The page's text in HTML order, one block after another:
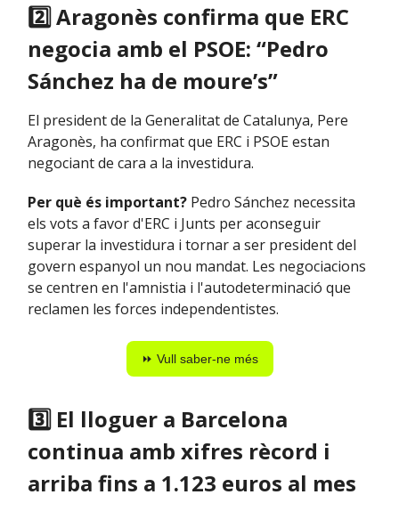
2️⃣ Aragonès confirma que ERC
negocia amb el PSOE: “Pedro
Sánchez ha de moure’s”
El president de la Generalitat de Catalunya, Pere
Aragonès, ha confirmat que ERC i PSOE estan
negociant de cara a la investidura.
Per què és important? Pedro Sánchez necessita
els vots a favor d'ERC i Junts per aconseguir
superar la investidura i tornar a ser president del
govern espanyol un nou mandat. Les negociacions
se centren en l'amnistia i l'autodeterminació que
reclamen les forces independentistes.
⏩ Vull saber-ne més
3️⃣ El lloguer a Barcelona
continua amb xifres rècord i
arriba fins a 1.123 euros al mes